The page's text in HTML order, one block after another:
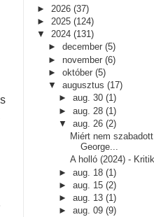
► 2026 (37)
► 2025 (124)
▼ 2024 (131)
► december (5)
► november (6)
► október (5)
▼ augusztus (17)
►aug. 30(1)
►aug. 28(1)
▼aug. 26(2)
Miért nem
George...
A holló (2024) -
►aug. 18(1)
►aug. 15(2)
►aug. 13(1)
►aug. 09(9)